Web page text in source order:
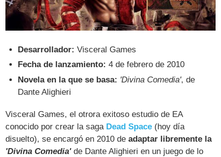
Desarrollador: Visceral Games
Fecha de lanzamiento: 4 de febrero de 2010
Novela en la que se basa: 'Divina Comedia', de
Dante Alighieri
Visceral Games, el otrora exitoso estudio de EA
conocido por crear la saga Dead Space (hoy día
disuelto), se encargó en 2010 deadaptar libremente la
'Divina Comedia'de Dante Alighieri en un juego de lo